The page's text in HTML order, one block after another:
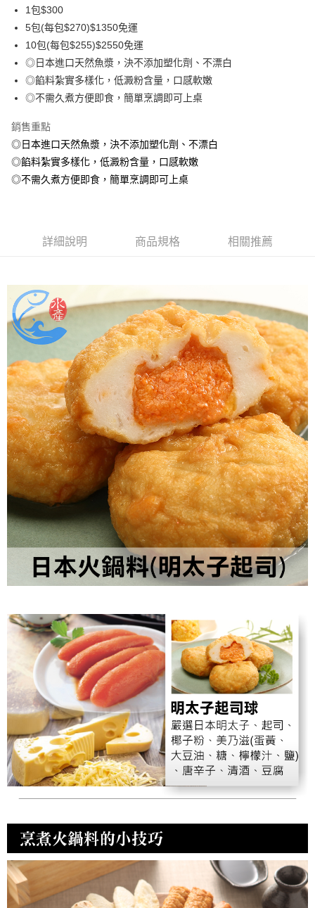
華南商業銀行
上海商業儲蓄銀行
國泰世華商業銀行
臺灣中小企業銀行
台中商業銀行
匯豐（台灣）商業銀行
華泰商業銀行
聯邦商業銀行
遠東國際商業銀行
元大商業銀行
永豐商業銀行
台新國際商業銀行
台灣樂天信用卡公司
華南商業銀行
上海商業儲蓄銀行
國泰世華商業銀行
兆豐國際商業銀行
臺灣中小企業銀行
台中商業銀行
匯豐（台灣）商業銀行
華泰商業銀行
元大商業銀行
玉山商業銀行
星展（台灣）商業銀行
台灣樂天信用卡公司
LINE Pay
Apple Pay
悠遊付
ATM付款
貨到付款
運送方式
冷凍7-11取貨(快速到店，到貨後4天內需取貨)
每筆NT$150，滿NT$999(含以上)免運費
每筆NT$150，滿NT$999(含以上)免運費
冷凍貨到付款
每筆NT$180，滿NT$999(含以上)免運費
1包$300
5包(每包$270)$1350免運
10包(每包$255)$2550免運
◎日本進口天然魚漿，決不添加塑化劑、不漂白
◎餡料紮實多樣化，低澱粉含量，口感軟嫩
◎不需久煮方便即食，簡單烹調即可上桌
銷售重點
◎日本進口天然魚漿，決不添加塑化劑、不漂白
◎餡料紮實多樣化，低澱粉含量，口感軟嫩
◎不需久煮方便即食，簡單烹調即可上桌
詳細說明 商品規格 相關推薦